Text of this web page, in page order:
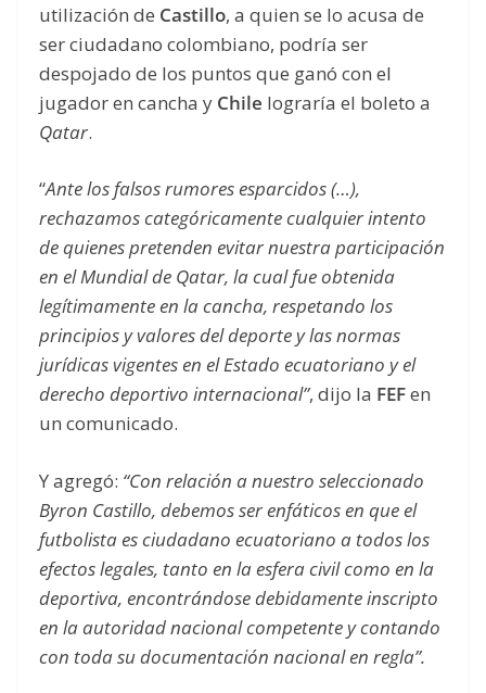
utilización de Castillo, a quien se lo acusa de
ser ciudadano colombiano, podría ser
despojado de los puntos que ganó con el
jugador en cancha y Chile lograría el boleto a
Qatar.
“Ante los falsos rumores esparcidos (…),
rechazamos categóricamente cualquier intento
de quienes pretenden evitar nuestra participación
en el Mundial de Qatar, la cual fue obtenida
legítimamente en la cancha, respetando los
principios y valores del deporte y las normas
jurídicas vigentes en el Estado ecuatoriano y el
derecho deportivo internacional”, dijo la FEFen
un comunicado.
Y agregó: “Con relación a nuestro seleccionado
Byron Castillo, debemos ser enfáticos en que el
futbolista es ciudadano ecuatoriano a todos los
efectos legales, tanto en la esfera civil como en la
deportiva, encontrándose debidamente inscripto
en la autoridad nacional competente y contando
con toda su documentación nacional en regla”.